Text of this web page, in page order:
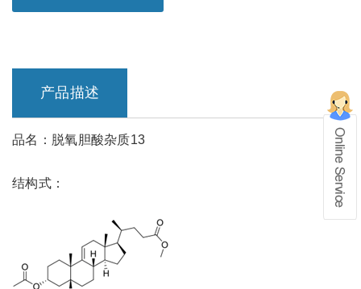
产品描述
品名：脱氧胆酸杂质13
结构式：
1、info@shochem.com；2